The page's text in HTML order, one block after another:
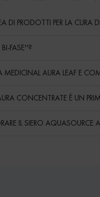
DI PRODOTTI PER LA CURA
FASE''?
MEDICINAL AURA LEAF E
CONCENTRATE È UN
IL SIERO AQUASOURCE